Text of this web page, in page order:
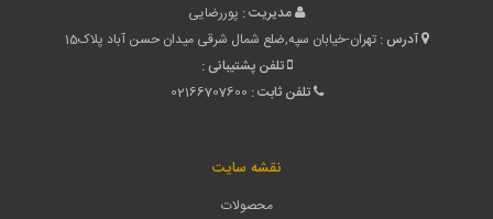
مدیریت : پوررضایی
آدرس : تهران-خیابان سپه,ضلع شمال شرقی میدان حسن آباد پلاک15
تلفن پشتیبانی :
تلفن ثابت : 02166707600
نقشه سایت
محصولات